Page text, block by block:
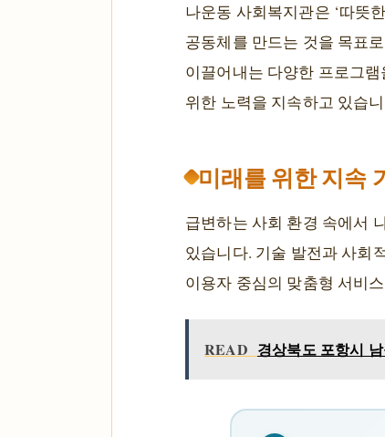
나운동 사회복지관은 ‘따뜻
공동체를 만드는 것을 목표
이끌어내는 다양한 프로그
위한 노력을 지속하고 있습
미래를 위한 지속
급변하는 사회 환경 속에서
있습니다. 기술 발전과 사회
이용자 중심의 맞춤형 서비
READ 경상북도 포항시